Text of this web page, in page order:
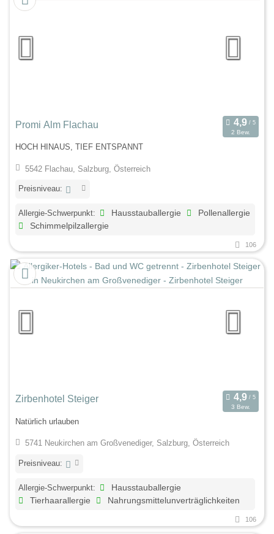
Promi Alm Flachau
2 Bew.
HOCH HINAUS, TIEF ENTSPANNT
5542 Flachau, Salzburg, Österreich
Preisniveau:
Allergie-Schwerpunkt: Hausstauballergie
Pollenallergie
Schimmelpilzallergie
106
Zirbenhotel Steiger
3 Bew.
Natürlich urlauben
5741 Neukirchen am Großvenediger, Salzburg, Österreich
Preisniveau:
Allergie-Schwerpunkt:
Hausstauballergie
Tierhaarallergie
Nahrungsmittelunverträglichkeiten
106